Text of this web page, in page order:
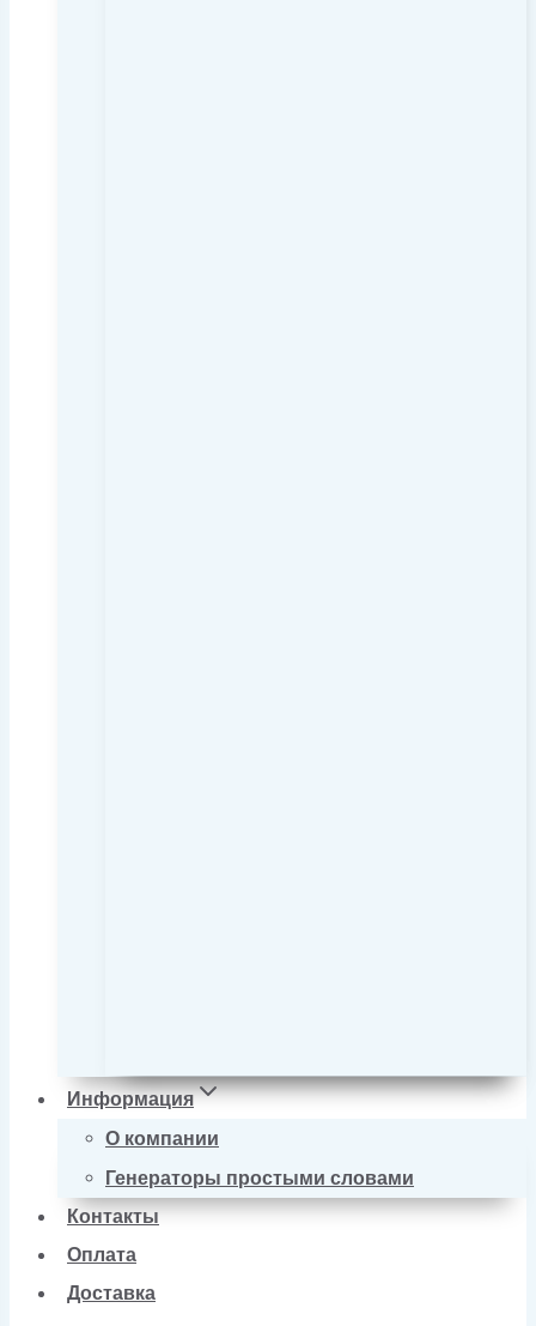
Информация
О компании
Генераторы простыми словами
Контакты
Оплата
Доставка